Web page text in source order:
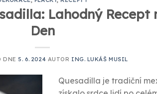
Lahodný Recept
Den
DNE 5. 6. 2024 AUTOR ING. LUKÁŠ MUSIL
Quesadilla je tradiční